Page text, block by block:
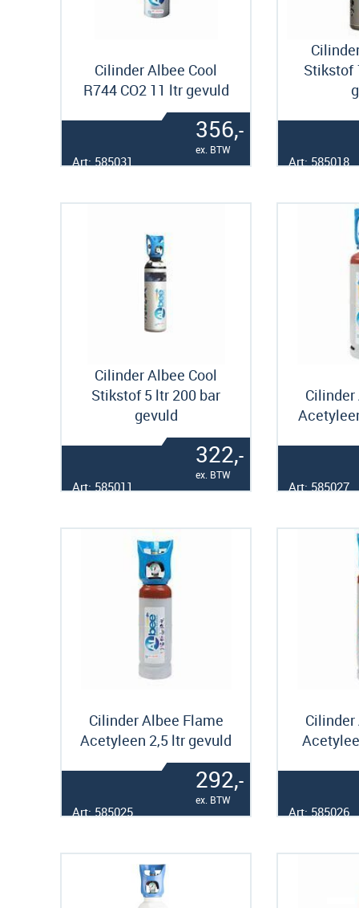
Cilinder Albee Cool
R744 CO2 11 ltr gevuld
356,-
ex. BTW
Art: 585031
Stikstof
Art: 585018
Cilinder Albee Cool
Stikstof 5 ltr 200 bar
gevuld
322,-
ex. BTW
Art: 585011 Art: 585027
Cilinder Albee Flame
Acetyleen 2,5 ltr gevuld
292,-
ex. BTW
Art: 585025 Art: 585026